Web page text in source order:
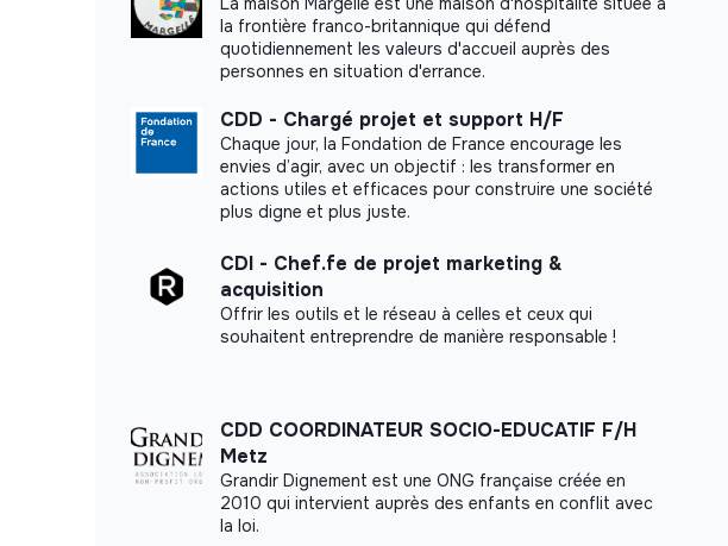
la frontière franco-britannique qui défend
quotidiennement les valeurs d'accueil auprès des
personnes en situation d'errance.
CDD - Chargé projet et support H/F
Chaque jour, la Fondation de France encourage les
envies d’agir, avec un objectif : les transformer en
actions utiles et efficaces pour construire une société
plus digne et plus juste.
CDI - Chef.fe de projet marketing &
acquisition
Offrir les outils et le réseau à celles et ceux qui
souhaitent entreprendre de manière responsable !
CDD COORDINATEUR SOCIO-EDUCATIF F/H
Metz
Grandir Dignement est une ONG française créée en
2010 qui intervient auprès des enfants en conflit avec
la loi.